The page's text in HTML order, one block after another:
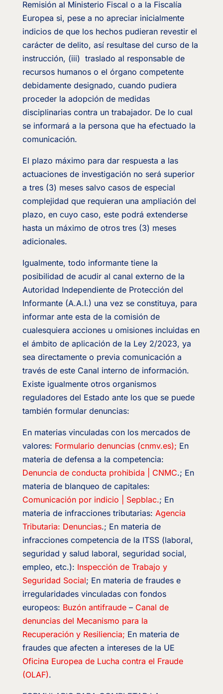
Remisión al Ministerio Fiscal o a la Fiscalía
Europea si, pese a no apreciar inicialmente
indicios de que los hechos pudieran revestir el
carácter de delito, así resultase del curso de la
instrucción, (iii) traslado al responsable de
recursos humanos o el órgano competente
debidamente designado, cuando pudiera
proceder la adopción de medidas
disciplinarias contra un trabajador. De lo cual
se informará a la persona que ha efectuado la
comunicación.
El plazo máximo para dar respuesta a las
actuaciones de investigación no será superior
a tres (3) meses salvo casos de especial
complejidad que requieran una ampliación del
plazo, en cuyo caso, este podrá extenderse
hasta un máximo de otros tres (3) meses
adicionales.
Igualmente, todo informante tiene la
posibilidad de acudir al canal externo de la
Autoridad Independiente de Protección del
Informante (A.A.I.) una vez se constituya, para
informar ante esta de la comisión de
cualesquiera acciones u omisiones incluidas en
el ámbito de aplicación de la Ley 2/2023, ya
sea directamente o previa comunicación a
través de este Canal interno de información.
Existe igualmente otros organismos
reguladores del Estado ante los que se puede
también formular denuncias:
En materias vinculadas con los mercados de
valores: Formulario denuncias (cnmv.es); En
materia de defensa a la competencia:
Denuncia de conducta prohibida | CNMC.; En
materia de blanqueo de capitales:
Comunicación por indicio | Sepblac.; En
materia de infracciones tributarias: Agencia
Tributaria: Denuncias.; En materia de
infracciones competencia de la ITSS (laboral,
seguridad y salud laboral, seguridad social,
empleo, etc.): Inspección de Trabajo y
Seguridad Social; En materia de fraudes e
irregularidades vinculadas con fondos
europeos: Buzón antifraude– Canal de
denuncias del Mecanismo para la
Recuperación y Resiliencia; En materia de
fraudes que afecten a intereses de la UE
Oficina Europea de Lucha contra el Fraude
(OLAF).